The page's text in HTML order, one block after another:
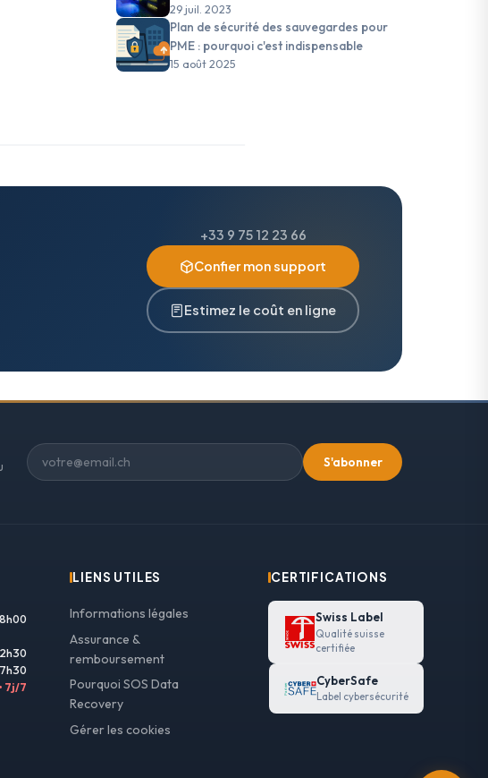
29 juil. 2023
Plan de sécurité des sauvegardes pour
PME : pourquoi c'est indispensable
15 août 2025
+33 9 75 12 23 66
Confier mon support
Estimez le coût en ligne
S'abonner
7j/7
LIENS UTILES
Informations légales
Assurance &
remboursement
Pourquoi SOS Data
Recovery
Gérer les cookies
CERTIFICATIONS
Swiss Label
Qualité suisse
certifiée
CyberSafe
Label cybersécurité